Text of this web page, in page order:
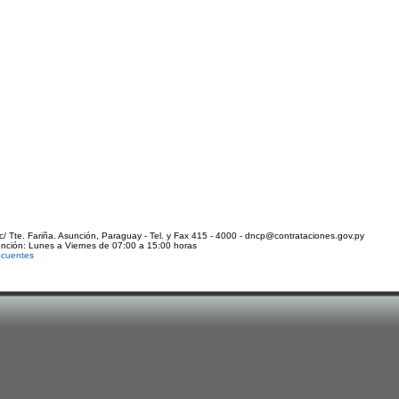
Tte. Fariña. Asunción, Paraguay - Tel. y Fax 415 - 4000 - dncp@contrataciones.gov.py
Lunes a Viernes de 07:00 a 15:00 horas